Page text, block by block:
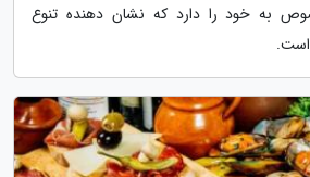
به خود را دارد که نشان دهنده تنوع
است.